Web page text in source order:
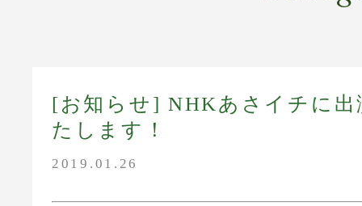
[お知らせ] NHKあさイチに出
たします！
2019.01.26